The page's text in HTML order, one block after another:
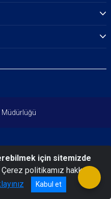
için sitemizde
Çerez politikamız hakkında
Kabul et